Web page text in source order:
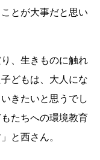
とが大事だと思い
、生きものに触れ
どもは、大人にな
きたいと思うでし
たちへの環境教育
と西さん。